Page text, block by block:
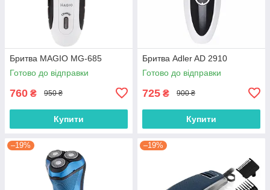
Бритва MAGIO MG-685
Готово до відправки
760 ₴ 950 ₴
Купити
Бритва Adler AD 2910
Готово до відправки
725 ₴ 900 ₴
Купити
–19% –19%